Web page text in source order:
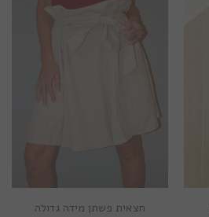
חצאית פשתן מידה גדולה